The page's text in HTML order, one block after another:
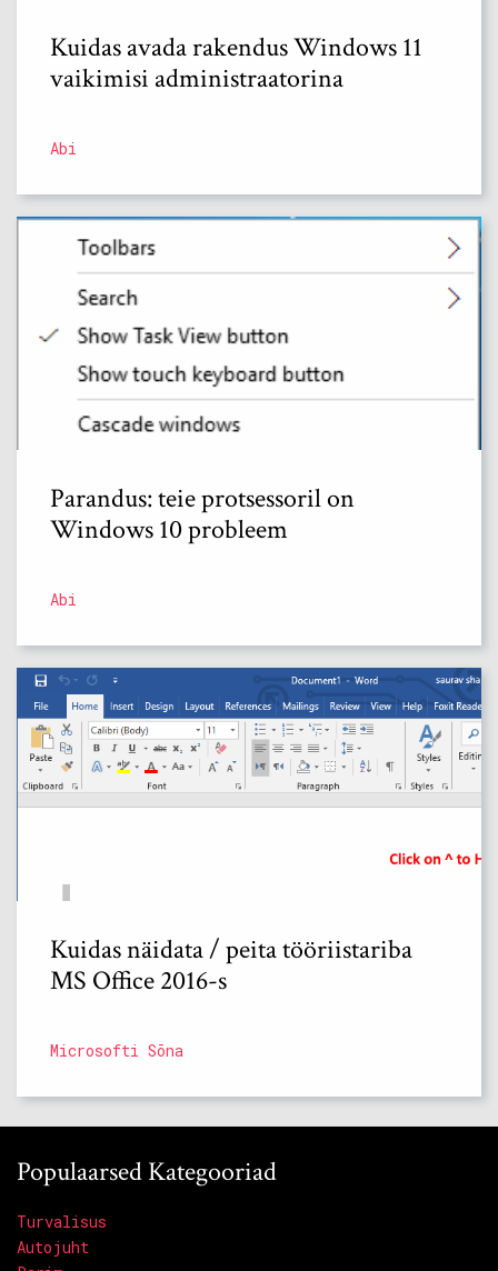
Kuidas avada rakendus Windows 11
vaikimisi administraatorina
Abi
Parandus: teie protsessoril on
Windows 10 probleem
Abi
Kuidas näidata / peita tööriistariba
MS Office 2016-s
Microsofti Sõna
Populaarsed Kategooriad
Turvalisus
Autojuht